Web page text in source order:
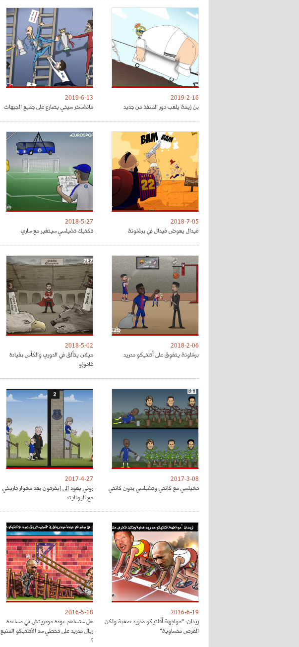
2019-2-16
بن زيمة يلعب دور المنقذ من جديد
2019-6-13
مانشستر سيتي يصارع على جميع الجبهات
2018-7-05
فيدال يعوض فيدال في برشلونة
2018-5-27
تكتيك تشيلسي سيتغير مع ساري
2018-2-06
برشلونة يتفوق على أتلتيكو مدريد
2018-5-02
ميلان يتألق في الدوري والكأس بقيادة
غاتوزو
2017-3-08
تشيلسي مع كانتي وتشيلسي بدون كانتي
2017-4-27
روني يعود إلى إيفرتون بعد مشوار تاريخي
مع اليونايتد
2016-6-19
زيدان: "مواجهة أتلتيكو مدريد صعبة ولكن
الفرص متساوية"
2016-5-18
هل ستساهم عودة مودريتش في مساعدة
ريال مدريد على تخطي سد الأتلتيكو المنيع
؟